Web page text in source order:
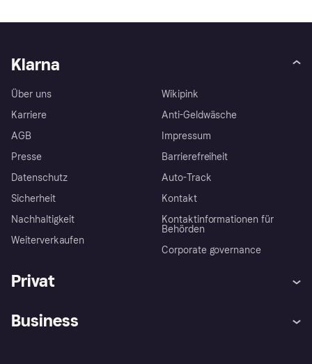
Klarna
Über uns
Karriere
AGB
Presse
Datenschutz
Sicherheit
Nachhaltigkeit
Weiterverkaufen
Wikipink
Anti-Geldwäsche
Impressum
Barrierefreiheit
Auto-Track
Kontakt
Kontaktinformationen für
Behörden
Corporate governance
Privat
Business